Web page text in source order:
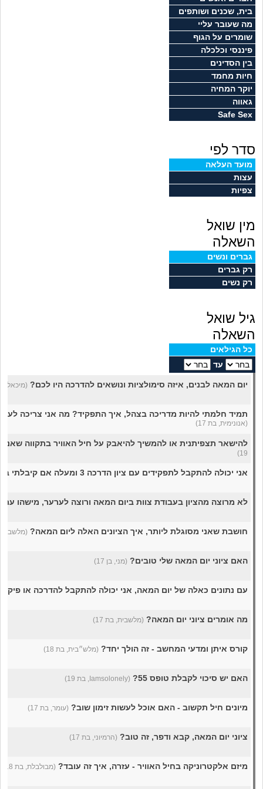
חיות מחמד
יוקר המחיה
גאווה
בית, שכנים ושותפים
מה שעובר עליי
שומרים על הגוף
פיננסי וכלכלה
בין הסדינים
חיות מחמד
יוקר המחיה
גאווה
Safe Sex
סדר לפי
מועד העלאה
עצות
צפיות
מין שואל
השאלה
גברים ונשים
רק גברים
רק נשים
גיל שואל
השאלה
כל הגילאים
עד
יום המאה לבנים, איזה סימולציות ונושאים להדרכה היו לכם? (מיכאל, בן
תמיד חלמתי להיות מדריכה בצהל, איך התפקיד? מה אני צריכה
(אנונימית, בת 17)
להישאר תצפיתנית או להמשיך להיאבק על חיל האוויר בתקווה
19)
אני יכולה להתקבל לתפקידים עם ציון הדרכה 3 ומעלה אם קיבלתי בזה 2?
לא מרוצה מהציון בעבודת צוות ביום המאה ורוצה לערער, מישהו
חושבת שאני מסוגלת ליותר, איך הציונים האלה ליום המאה? (מלשבית
האם ציוני יום המאה שלי טובים? (מני, בן 17)
עם נתונים כאלה של יום המאה, אני יכולה להתקבל להדרכה או
מה אומרים ציוני יום המאה? (מלשבית, בת 17)
קורס איתן ומדעי המחשב - זה הולך יחד? (מלש״בית, בת 18)
האם יש סיכוי לקבלת טופס 55? (Iamsolonely, בת 19)
מיונים חיל תקשוב - האם אוכל לעשות זימון שוב? (עומר, בת 17)
ציוני יום המאה, קבא ודפר, זה טוב? (הרמיוני, בת 17)
מיזם אלקטרוניקה בחיל האוויר - עזרה, איך זה עובד? (מבולבלת, בת 18)